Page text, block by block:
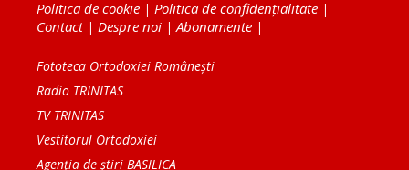
Politica de cookie | Politica de confidențialitate |
Contact| Despre noi |Abonamente |
Fototeca Ortodoxiei Românești
Radio TRINITAS
TV TRINITAS
Vestitorul Ortodoxiei
Agenţia de ştiri BASILICA